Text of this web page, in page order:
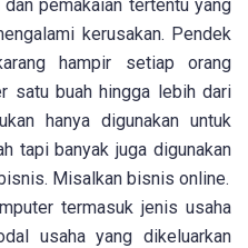
pemakaian tertentu yang
kerusakan. Pendek
hampir setiap orang
satu buah hingga lebih dari
hanya digunakan untuk
tapi banyak juga digunakan
Misalkan bisnis online.
termasuk jenis usaha
usaha yang dikeluarkan